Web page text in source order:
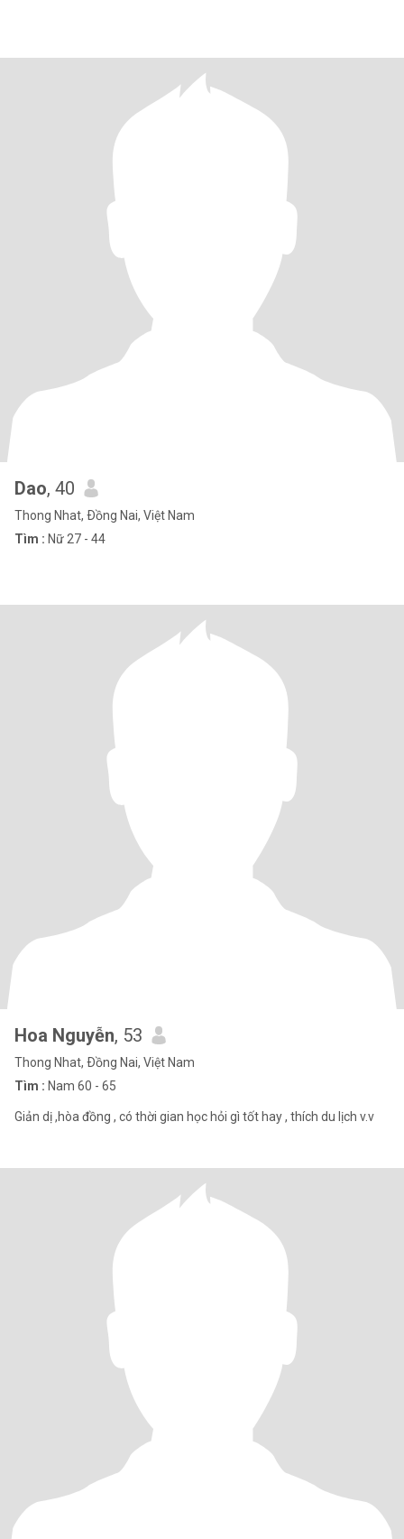
Dao, 40
Thong Nhat, Ðồng Nai, Việt Nam
Tìm : Nữ 27 - 44
Hoa Nguyễn, 53
Thong Nhat, Ðồng Nai, Việt Nam
Tìm : Nam 60 - 65
Giản dị ,hòa đồng , có thời gian học hỏi gì tốt hay , thích du lịch v.v